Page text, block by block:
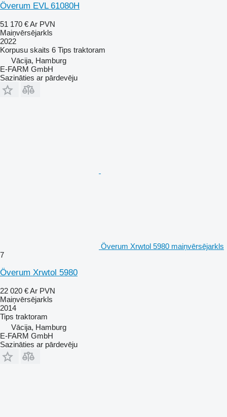
Överum EVL 61080H
51 170 €Ar PVN
Maiņvērsējarkls
2022
Korpusu skaits 6 Tips traktoram
Vācija, Hamburg
E-FARM GmbH
Sazināties ar pārdevēju
Överum Xrwtol 5980 maiņvērsējarkls
7
Överum Xrwtol 5980
22 020 €Ar PVN
Maiņvērsējarkls
2014
Tips traktoram
Vācija, Hamburg
E-FARM GmbH
Sazināties ar pārdevēju